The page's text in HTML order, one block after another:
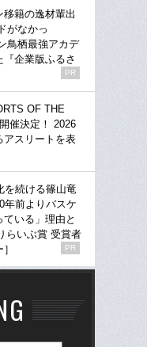
移籍の逸材輩出
がなかっ
鳥栖最強アカデ
『企業版ふるさ
PR
OF THE
催決定！ 2026
アスリートを表
を続ける篠山竜
年前よりバスケ
いる」理由と
らいぶ賞 受賞者
PR